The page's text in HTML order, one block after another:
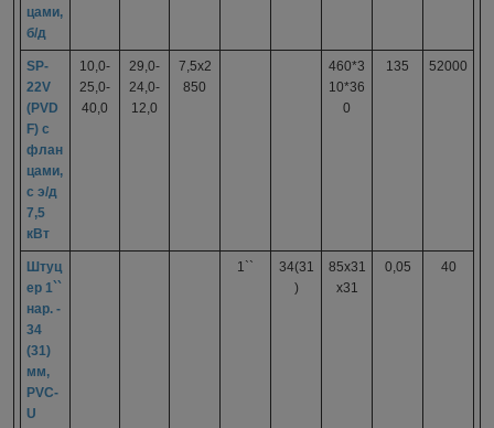
цами,
б/д
SP-
22V
(PVD
F) с
флан
цами,
с э/д
7,5
кВт
10,0-
25,0-
40,0
29,0-
24,0-
12,0
7,5x2
850
460*3
10*36
0
135 52000
Штуц
ер 1``
нар. -
34
(31)
мм,
PVC-
U
1``
34(31
)
85x31
x31
0,05 40